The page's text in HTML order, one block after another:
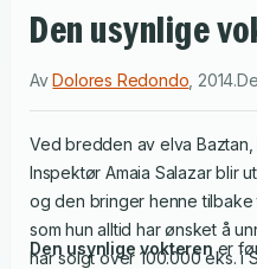
Den usynlige
AvDolores Redondo 2014.
Ved bredden av elva
Inspektør Amaia Salazar blir
og den bringer henne
som hun alltid har ønsket å
har solgt over 100.000 eks. i
Den usynlige vokterener